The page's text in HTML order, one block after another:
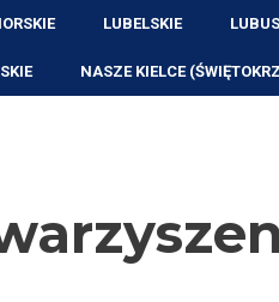
LUBELSKIE
NASZE KIELCE